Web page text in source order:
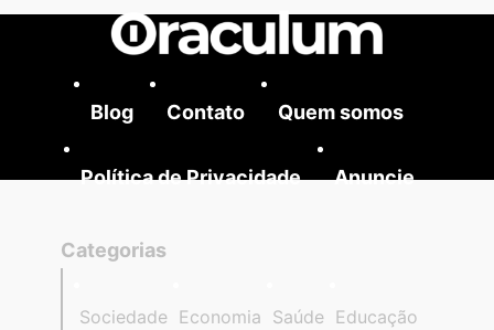
Blog Contato Quem somos
Política de Privacidade Anuncie
Categorias
Sociedade Economia Saúde Educação